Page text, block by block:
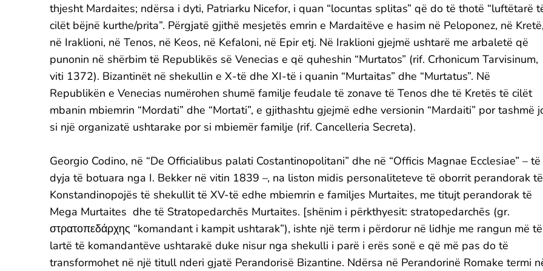
thjesht Mardaites; ndërsa i dyti, Patriarku Nicefor, i quan “locuntas splitas” që do të thotë “luftëtarë
cilët bëjnë kurthe/prita”. Përgjatë gjithë mesjetës emrin e Mardaitëve e hasim në Peloponez, në Kretë,
në Iraklioni, në Tenos, në Keos, në Kefaloni, në Epir etj. Në Iraklioni gjejmë ushtarë me arbaletë që
punonin në shërbim të Republikës së Venecias e që quheshin “Murtatos” (rif. Crhonicum Tarvisinum,
viti 1372). Bizantinët në shekullin e X-të dhe XI-të i quanin “Murtaitas” dhe “Murtatus”. Në
Republikën e Venecias numërohen shumë familje feudale të zonave të Tenos dhe të Kretës të cilët
mbanin mbiemrin “Mordati” dhe “Mortati”, e gjithashtu gjejmë edhe versionin “Mardaiti” por tashmë
si një organizatë ushtarake por si mbiemër familje (rif. Cancelleria Secreta).
Georgio Codino, në “De Officialibus palati Costantinopolitani” dhe në “Officis Magnae Ecclesiae” – të
dyja të botuara nga I. Bekker në vitin 1839 –, na liston midis personaliteteve të oborrit perandorak të
Konstandinopojës të shekullit të XV-të edhe mbiemrin e familjes Murtaites, me titujt perandorak të
Mega Murtaites dhe të Stratopedarchēs Murtaites. [shënim i përkthyesit: stratopedarchēs (gr.
στρατοπεδάρχης “komandant i kampit ushtarak”), ishte një term i përdorur në lidhje me rangun më të
lartë të komandantëve ushtarakë duke nisur nga shekulli i parë i erës sonë e që më pas do të
transformohet në një titull nderi gjatë Perandorisë Bizantine. Ndërsa në Perandorinë Romake termi